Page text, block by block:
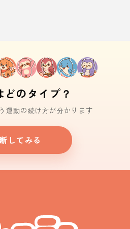
どのタイプ？
運動の続け方が分かります
してみる